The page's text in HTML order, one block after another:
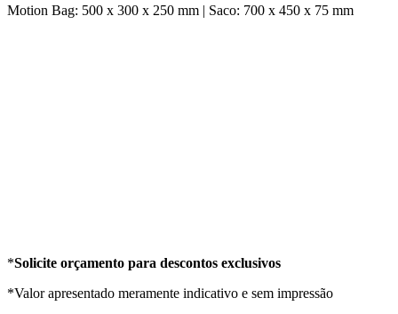
Motion Bag: 500 x 300 x 250 mm | Saco: 700 x 450 x 75 mm
*Solicite orçamento para descontos exclusivos
*Valor apresentado meramente indicativo e sem impressão